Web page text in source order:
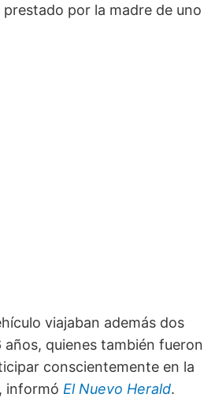
por la madre de uno
viajaban además dos
años, quienes también fueron
conscientemente en la
informó El Nuevo Herald.